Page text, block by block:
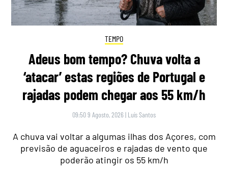
TEMPO
Adeus bom tempo? Chuva volta a
‘atacar’ estas regiões de Portugal e
rajadas podem chegar aos 55 km/h
09:50 9 Agosto, 2026 | Luís Santos
A chuva vai voltar a algumas ilhas dos Açores, com
previsão de aguaceiros e rajadas de vento que
poderão atingir os 55 km/h